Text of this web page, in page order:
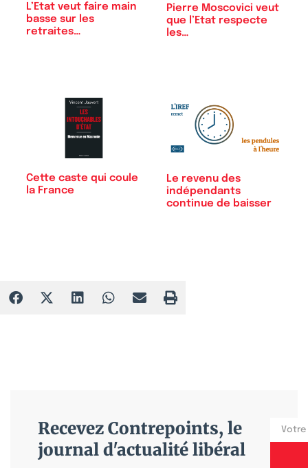
L’Etat veut faire main
basse sur les
retraites…
Pierre Moscovici veut
que l’Etat respecte
les…
Cette caste qui coule
la France
Le revenu des
indépendants
continue de baisser
Recevez Contrepoints, le
journal d'actualité libéral